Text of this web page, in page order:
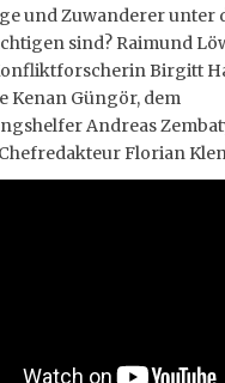
und Zuwanderer unter
sind? Raimund
Birgitt
Kenan Güngör, dem
Andreas
Florian